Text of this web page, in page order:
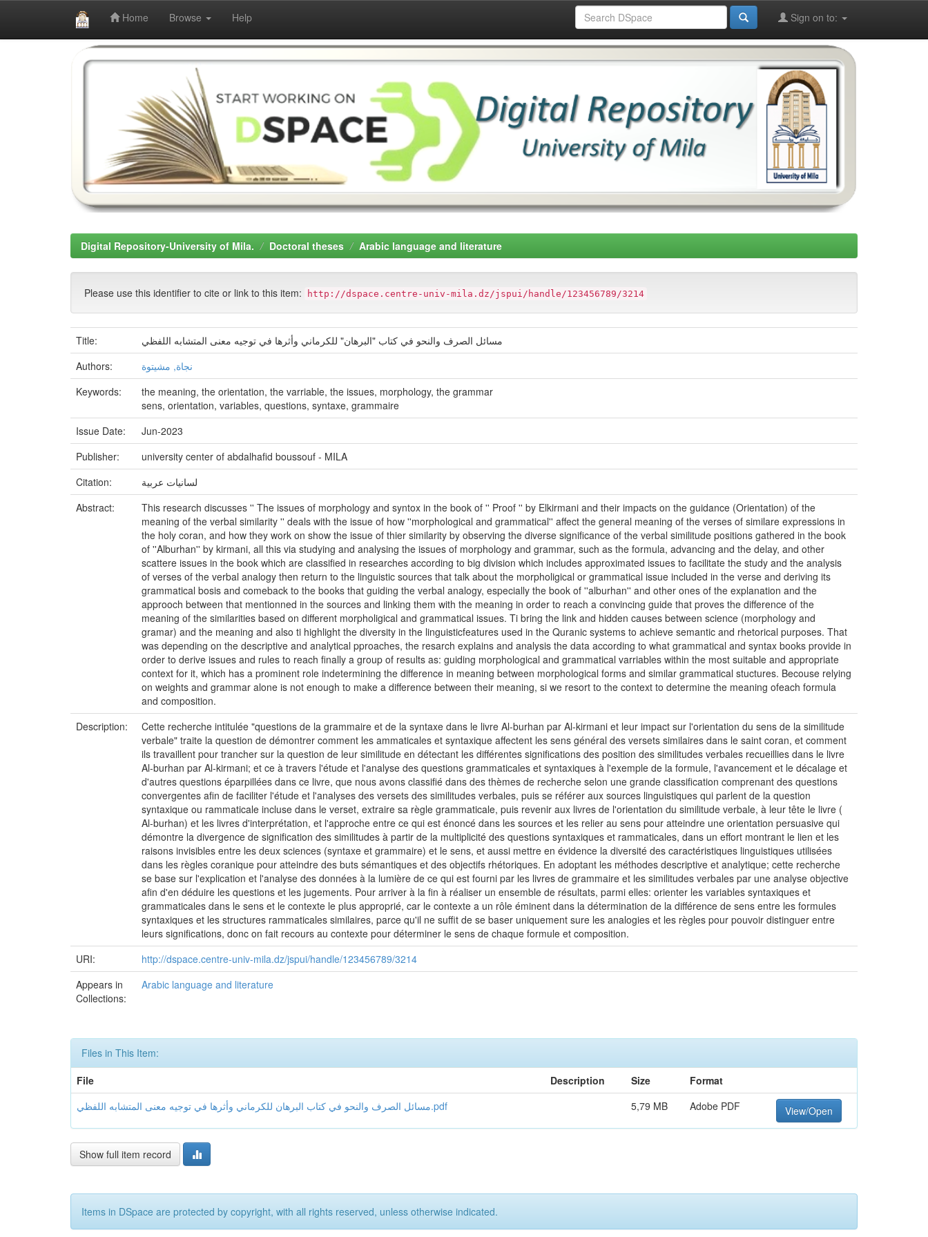
Home Browse Help Sign on to:
Digital Repository-University of Mila. Doctoral theses Arabic language and literature
Please use this identifier to cite or link to this item: http://dspace.centre-univ-mila.dz/jspui/handle/123456789/3214
Title:
مسائل الصرف والنحو في كتاب "البرهان" للكرماني وأثرها في توجيه معنى المتشابه اللفظي
Authors:
نجاة, مشيتوة
Keywords:
the meaning, the orientation, the varriable, the issues, morphology, the grammar
sens, orientation, variables, questions, syntaxe, grammaire
Issue Date:
Jun-2023
Publisher:
university center of abdalhafid boussouf - MILA
Citation:
لسانيات عربية
Abstract:
This research discusses '' The issues of morphology and syntox in the book of '' Proof '' by Elkirmani and their impacts on the guidance (Orientation) of the
meaning of the verbal similarity '' deals with the issue of how ''morphological and grammatical'' affect the general meaning of the verses of similare expressions in
the holy coran, and how they work on show the issue of thier similarity by observing the diverse significance of the verbal similitude positions gathered in the book
of ''Alburhan'' by kirmani, all this via studying and analysing the issues of morphology and grammar, such as the formula, advancing and the delay, and other
scattere issues in the book which are classified in researches according to big division which includes approximated issues to facilitate the study and the analysis
of verses of the verbal analogy then return to the linguistic sources that talk about the morpholigical or grammatical issue included in the verse and deriving its
grammatical bosis and comeback to the books that guiding the verbal analogy, especially the book of ''alburhan'' and other ones of the explanation and the
approoch between that mentionned in the sources and linking them with the meaning in order to reach a convincing guide that proves the difference of the
meaning of the similarities based on different morpholigical and grammatical issues. Ti bring the link and hidden causes between science (morphology and
gramar) and the meaning and also ti highlight the diversity in the linguisticfeatures used in the Quranic systems to achieve semantic and rhetorical purposes. That
was depending on the descriptive and analytical pproaches, the resarch explains and analysis the data according to what grammatical and syntax books provide in
order to derive issues and rules to reach finally a group of results as: guiding morphological and grammatical varriables within the most suitable and appropriate
context for it, which has a prominent role indetermining the difference in meaning between morphological forms and similar grammatical stuctures. Becouse relying
on weights and grammar alone is not enough to make a difference between their meaning, si we resort to the context to determine the meaning ofeach formula
and composition.
Description:
Cette recherche intitulée "questions de la grammaire et de la syntaxe dans le livre Al-burhan par Al-kirmani et leur impact sur l'orientation du sens de la similitude
verbale" traite la question de démontrer comment les ammaticales et syntaxique affectent les sens général des versets similaires dans le saint coran, et comment
ils travaillent pour trancher sur la question de leur similitude en détectant les différentes significations des position des similitudes verbales recueillies dans le livre
Al-burhan par Al-kirmani; et ce à travers l'étude et l'analyse des questions grammaticales et syntaxiques à l'exemple de la formule, l'avancement et le décalage et
d'autres questions éparpillées dans ce livre, que nous avons classifié dans des thèmes de recherche selon une grande classification comprenant des questions
convergentes afin de faciliter l'étude et l'analyses des versets des similitudes verbales, puis se référer aux sources linguistiques qui parlent de la question
syntaxique ou rammaticale incluse dans le verset, extraire sa règle grammaticale, puis revenir aux livres de l'orientation du similitude verbale, à leur tête le livre (
Al-burhan) et les livres d'interprétation, et l'approche entre ce qui est énoncé dans les sources et les relier au sens pour atteindre une orientation persuasive qui
démontre la divergence de signification des similitudes à partir de la multiplicité des questions syntaxiques et rammaticales, dans un effort montrant le lien et les
raisons invisibles entre les deux sciences (syntaxe et grammaire) et le sens, et aussi mettre en évidence la diversité des caractéristiques linguistiques utilisées
dans les règles coranique pour atteindre des buts sémantiques et des objectifs rhétoriques. En adoptant les méthodes descriptive et analytique; cette recherche
se base sur l'explication et l'analyse des données à la lumière de ce qui est fourni par les livres de grammaire et les similitudes verbales par une analyse objective
afin d'en déduire les questions et les jugements. Pour arriver à la fin à réaliser un ensemble de résultats, parmi elles: orienter les variables syntaxiques et
grammaticales dans le sens et le contexte le plus approprié, car le contexte a un rôle éminent dans la détermination de la différence de sens entre les formules
syntaxiques et les structures rammaticales similaires, parce qu'il ne suffit de se baser uniquement sure les analogies et les règles pour pouvoir distinguer entre
leurs significations, donc on fait recours au contexte pour déterminer le sens de chaque formule et composition.
URI:
http://dspace.centre-univ-mila.dz/jspui/handle/123456789/3214
Appears in
Collections:
Arabic language and literature
Files in This Item:
File
Description Size
Format
مسائل الصرف والنحو في كتاب البرهان للكرماني وأثرها في توجيه معنى المتشابه اللفظي.pdf
5,79 MB Adobe PDF View/Open
Show full item record
Items in DSpace are protected by copyright, with all rights reserved, unless otherwise indicated.